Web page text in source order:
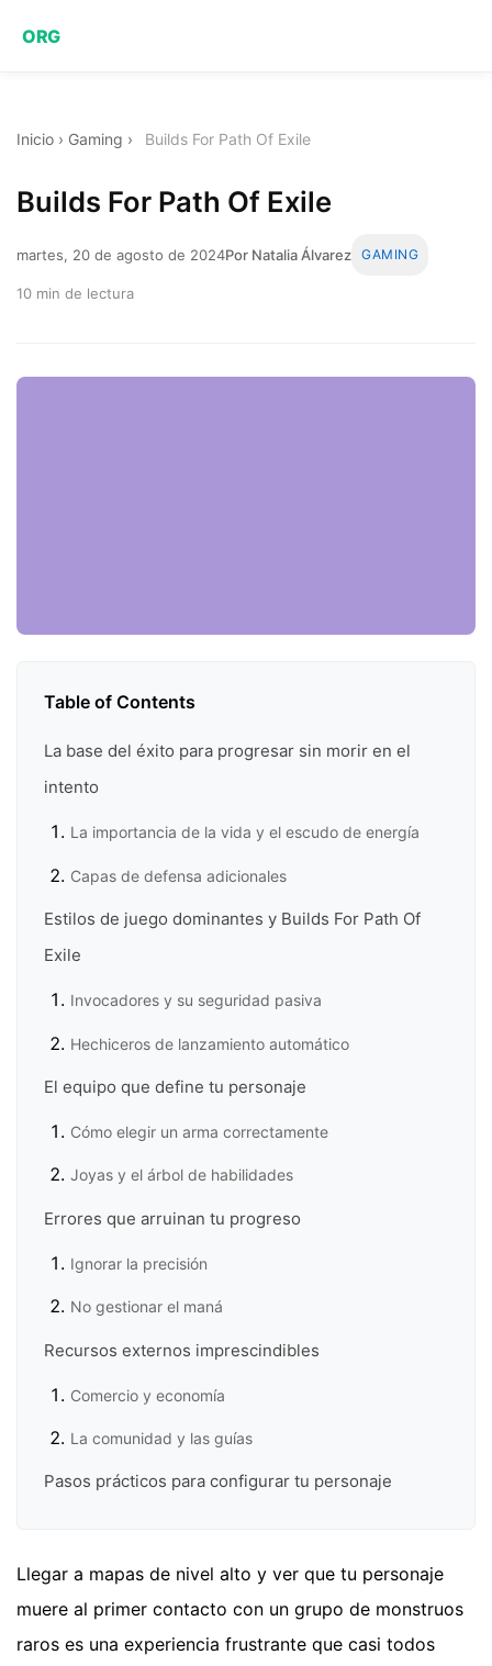
ORG
Inicio › Gaming › Builds For Path Of Exile
Builds For Path Of Exile
martes, 20 de agosto de 2024Por Natalia Álvarez GAMING
10 min de lectura
Table of Contents
La base del éxito para progresar sin morir en el
intento
La importancia de la vida y el escudo de energía
Capas de defensa adicionales
Estilos de juego dominantes y Builds For Path Of
Exile
Invocadores y su seguridad pasiva
Hechiceros de lanzamiento automático
El equipo que define tu personaje
Cómo elegir un arma correctamente
Joyas y el árbol de habilidades
Errores que arruinan tu progreso
Ignorar la precisión
No gestionar el maná
Recursos externos imprescindibles
Comercio y economía
La comunidad y las guías
Pasos prácticos para configurar tu personaje
Llegar a mapas de nivel alto y ver que tu personaje
muere al primer contacto con un grupo de monstruos
raros es una experiencia frustrante que casi todos